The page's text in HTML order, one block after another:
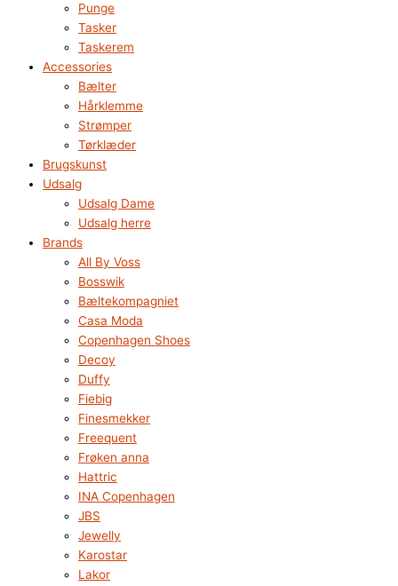
Punge
Tasker
Taskerem
Accessories
Bælter
Hårklemme
Strømper
Tørklæder
Brugskunst
Udsalg
Udsalg Dame
Udsalg herre
Brands
All By Voss
Bosswik
Bæltekompagniet
Casa Moda
Copenhagen Shoes
Decoy
Duffy
Fiebig
Finesmekker
Freequent
Frøken anna
Hattric
INA Copenhagen
JBS
Jewelly
Karostar
Lakor